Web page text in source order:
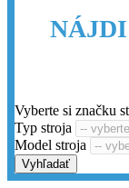
Vyberte si značku
Typ stroja
Model stroja
Vyhľadať